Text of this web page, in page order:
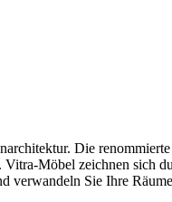
Die
Möbel zeichnen sich
verwandeln Sie Ihre